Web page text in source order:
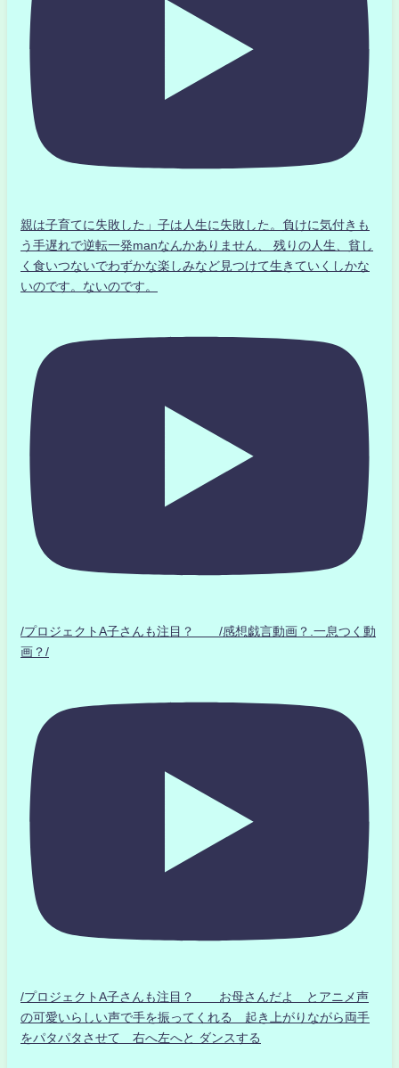
親は子育てに失敗した」子は人生に失敗した。負けに気付きも
う手遅れで逆転一発manなんかありません、 残りの人生、貧し
く食いつないでわずかな楽しみなど見つけて生きていくしかな
いのです。ないのです。
/プロジェクトA子さんも注目？ /感想戯言動画？.一息つく動
画？/
/プロジェクトA子さんも注目？ お母さんだよ とアニメ声
の可愛いらしい声で手を振ってくれる 起き上がりながら両手
をパタパタさせて 右へ左へと ダンスする